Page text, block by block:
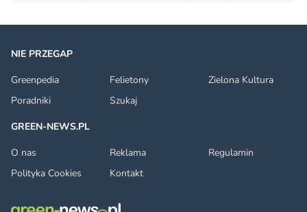
NIE PRZEGAP
Greenpedia
Felietony
Zielona Kultura
Poradniki
Szukaj
GREEN-NEWS.PL
O nas
Reklama
Regulamin
Polityka Cookies
Kontakt